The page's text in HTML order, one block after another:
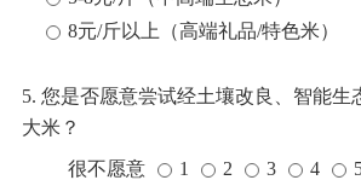
8元/斤以上（高端礼品/特色米）
5. 您是否愿意尝试经土壤改良、智能生
大米？
很不愿意
1 2 3 4